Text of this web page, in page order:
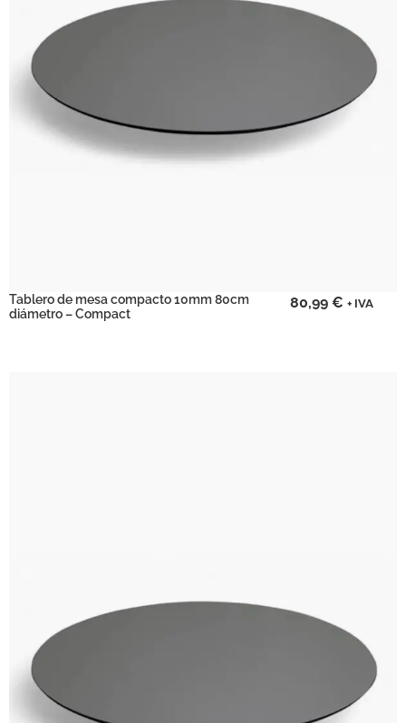
Tablero de mesa compacto 10mm 80cm
diámetro – Compact
80,99€ + IVA